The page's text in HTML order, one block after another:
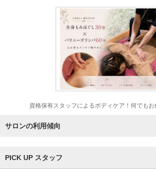
資格保有スタッフによるボディケア！何でもお
サロンの利用傾向
PICK UP スタッフ